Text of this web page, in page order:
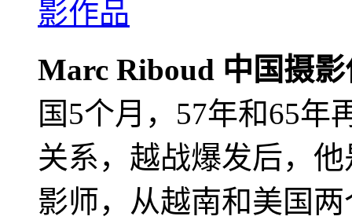
Marc Riboud 中国摄
国5个月，57年和65年
关系，越战爆发后，
影师，从越南和美国